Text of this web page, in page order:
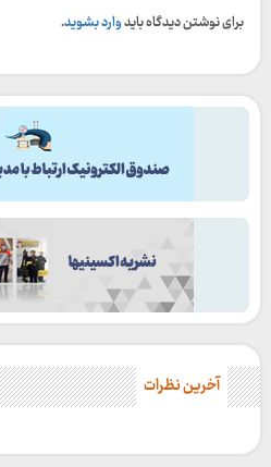
برای نوشتن دیدگاه بایدوارد بشوید.
آخرین نظرات